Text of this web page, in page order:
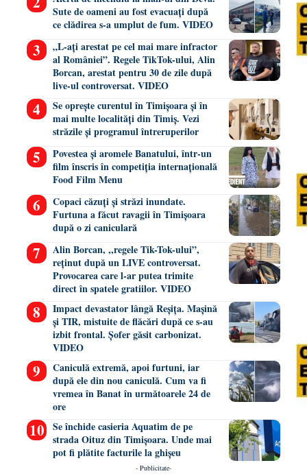
Sute de oameni au fost evacuați după
ce clădirea s-a umplut de fum. VIDEO
„L-ați arestat pe cel mai mare infractor
al României”. Regele TikTok-ului, Alin
Borcan, arestat pentru 30 de zile după
live-ul controversat. VIDEO
Se oprește curentul în Timișoara și în
mai multe localități din Timiș. Vezi
străzile și programul întreruperilor
Povestea și aromele Banatului, într-un
film înscris în competiția internațională
Food Film Menu
Copaci căzuți și străzi inundate.
Furtuna a făcut ravagii în Timișoara
după o zi caniculară
Alin Borcan, ,,regele Tik-Tok-ului”,
reținut după un LIVE controversat.
Provocarea care l-ar putea trimite
direct în spatele gratiilor. VIDEO
Impact devastator lângă Reșița. Mașină
și TIR, mistuite de flăcări după ce s-au
izbit frontal. Șofer găsit carbonizat.
VIDEO
Caniculă extremă, apoi furtuni, iar
după ele din nou caniculă. Cum va fi
vremea în Banat în următoarele 24 de
ore
Se închide casieria Aquatim de pe
strada Oituz din Timișoara. Unde mai
pot fi plătite facturile la ghișeu
- Publicitate-